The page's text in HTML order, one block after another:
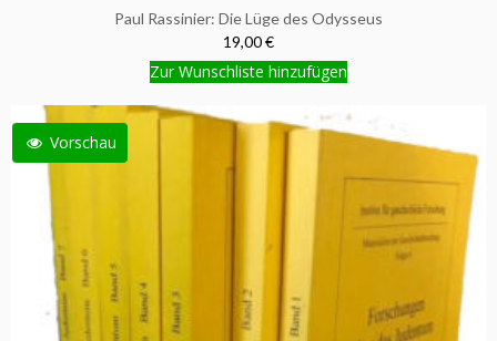
Paul Rassinier: Die Lüge des Odysseus
19,00 €
Zur Wunschliste hinzufügen
Vorschau